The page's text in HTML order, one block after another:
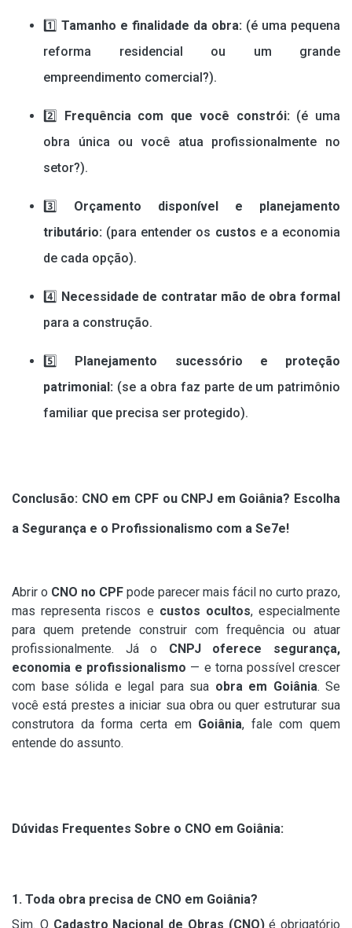
1️⃣ Tamanho e finalidade da obra: (é uma pequena
reforma residencial ou um grande
empreendimento comercial?).
2️⃣ Frequência com que você constrói: (é uma
obra única ou você atua profissionalmente no
setor?).
3️⃣ Orçamento disponível e planejamento
tributário: (para entender os custos e a economia
de cada opção).
4️⃣ Necessidade de contratar mão de obra formal
para a construção.
5️⃣
Planejamento sucessório e proteção
patrimonial: (se a obra faz parte de um patrimônio
familiar que precisa ser protegido).
Conclusão: CNO em CPF ou CNPJ em Goiânia? Escolha
a Segurança e o Profissionalismo com a Se7e!
Abrir o CNO no CPF pode parecer mais fácil no curto prazo,
mas representa riscos e custos ocultos, especialmente
para quem pretende construir com frequência ou atuar
profissionalmente. Já o CNPJ oferece segurança,
economia e profissionalismo — e torna possível crescer
com base sólida e legal para sua obra em Goiânia. Se
você está prestes a iniciar sua obra ou quer estruturar sua
construtora da forma certa em Goiânia, fale com quem
entende do assunto.
Dúvidas Frequentes Sobre o CNO em Goiânia:
1. Toda obra precisa de CNO em Goiânia?
Sim. O Cadastro Nacional de Obras (CNO)é obrigatório